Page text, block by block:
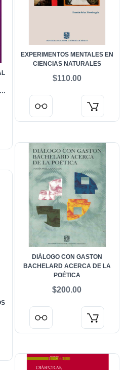
EXPERIMENTOS MENTALES EN
CIENCIAS NATURALES
$110.00
DIÁLOGO CON GASTON
BACHELARD ACERCA DE LA
POÉTICA
$200.00